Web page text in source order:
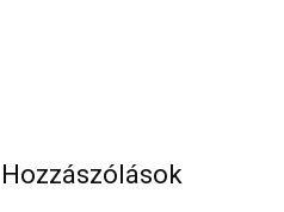
Hozzászólások